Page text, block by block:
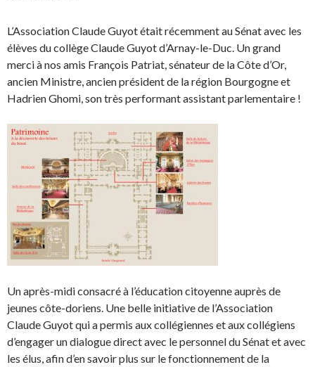
L’Association Claude Guyot était récemment au Sénat avec les
élèves du collège Claude Guyot d’Arnay-le-Duc. Un grand
merci à nos amis François Patriat, sénateur de la Côte d’Or,
ancien Ministre, ancien président de la région Bourgogne et
Hadrien Ghomi, son très performant assistant parlementaire !
Un après-midi consacré à l’éducation citoyenne auprès de
jeunes côte-doriens. Une belle initiative de l’Association
Claude Guyot qui a permis aux collégiennes et aux collégiens
d’engager un dialogue direct avec le personnel du Sénat et avec
les élus, afin d’en savoir plus sur le fonctionnement de la